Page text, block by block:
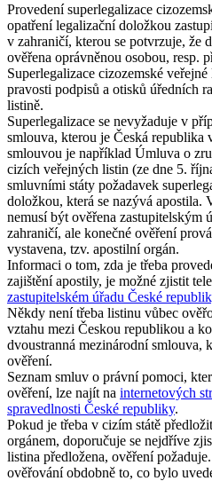
Provedení superlegalizace
opatření legalizační doložkou
v zahraničí, kterou se potvrzuje, že
ověřena oprávněnou osobou, resp.
Superlegalizace cizozemské
pravosti podpisů a otisků úředních
listině.
Superlegalizace se nevyžaduje v
smlouva, kterou je Česká republika
smlouvou je například Úmluva o
cizích veřejných listin (ze dne 5.
smluvními státy požadavek
doložkou, která se nazývá apostila.
nemusí být ověřena zastupitelským
zahraničí, ale konečné ověření
vystavena, tzv. apostilní orgán.
Informaci o tom, zda je třeba
zajištění apostily, je možné zjistit
zastupitelském úřadu České
Někdy není třeba listinu vůbec
vztahu mezi Českou republikou a
dvoustranná mezinárodní smlouva,
ověření.
Seznam smluv o právní pomoci,
ověření, lze najít na internetových
spravedlnosti České republiky.
Pokud je třeba v cizím státě
orgánem, doporučuje se nejdříve
listina předložena, ověření
ověřování obdobně to, co bylo